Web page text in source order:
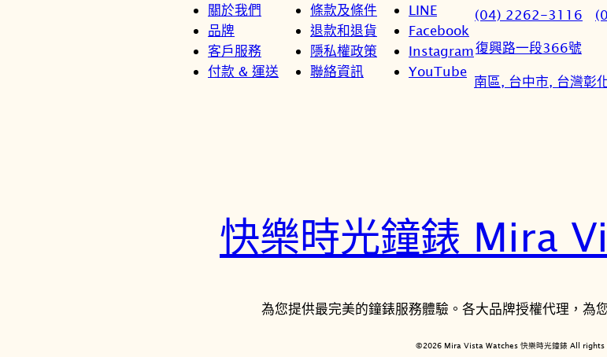
關於我們
品牌
客戶服務
付款 & 運送
條款及條件
退款和退貨
隱私權政策
聯絡資訊
LINE
Facebook
Instagram
YouTube
(04) 2262-3116
復興路一段366號
南區, 台中市, 台灣彰
快樂時光鐘錶 Mira
為您提供最完美的鐘錶服務體驗。各大品牌授權代理，為
©2026 Mira Vista Watches 快樂時光鐘錶 All rights